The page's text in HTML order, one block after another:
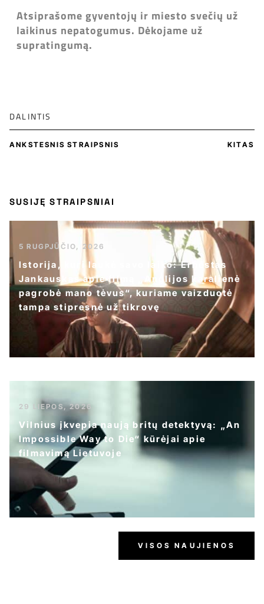
Atsiprašome gyventojų ir miesto svečių už
laikinus nepatogumus. Dėkojame už
supratingumą.
DALINTIS
ANKSTESNIS STRAIPSNIS KITAS
SUSIJĘ STRAIPSNIAI
5 RUGPJŪČIO, 2026
Istorija, kuri laukė savo laiko: Ernestas
Jankauskas apie filmą „Anglijos karalienė
pagrobė mano tėvus“, kuriame vaizduotė
tampa stipresnė už tikrovę
29 LIEPOS, 2026
Vilnius įkvepia naują britų detektyvą: „An
Impossible Way to Die“ kūrėjai apie
filmavimą Lietuvoje
VISOS NAUJIENOS